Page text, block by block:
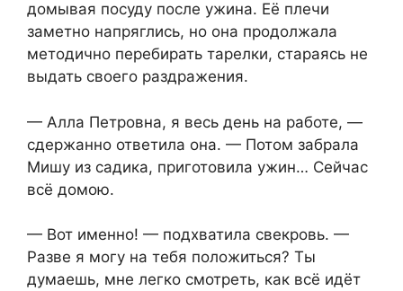
домывая посуду после ужина. Её плечи
заметно напряглись, но она продолжала
методично перебирать тарелки, стараясь не
выдать своего раздражения.
— Алла Петровна, я весь день на работе, —
сдержанно ответила она. — Потом забрала
Мишу из садика, приготовила ужин… Сейчас
всё домою.
— Вот именно! — подхватила свекровь. —
Разве я могу на тебя положиться? Ты
думаешь, мне легко смотреть, как всё идёт